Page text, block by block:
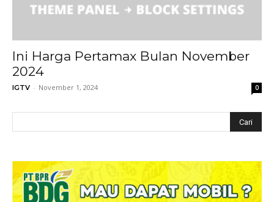
Ini Harga Pertamax Bulan November
2024
IGTV - November 1, 2024 0